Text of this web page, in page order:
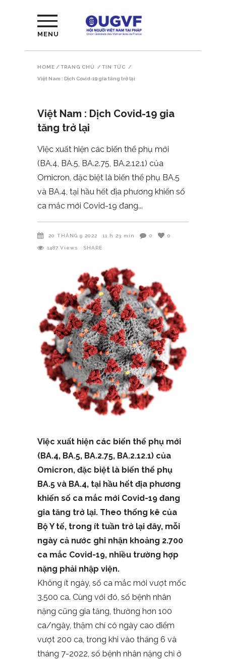
MENU
HOME / TRANG CHỦ / TIN TỨC /
Việt Nam : Dịch Covid-19 gia tăng trở lại
Việt Nam : Dịch Covid-19 gia
tăng trở lại
Việc xuất hiện các biến thể phụ mới
(BA.4, BA.5, BA.2.75, BA.2.12.1) của
Omicron, đặc biệt là biến thể phụ BA.5
và BA.4, tại hầu hết địa phương khiến số
ca mắc mới Covid-19 đang
20 THÁNG 9 2022 11 h 23 min 0 0
1487 Views SHARE
Việc xuất hiện các biến thể phụ mới
(BA.4, BA.5, BA.2.75, BA.2.12.1) của
Omicron, đặc biệt là biến thể phụ
BA.5 và BA.4, tại hầu hết địa phương
khiến số ca mắc mới Covid-19 đang
gia tăng trở lại. Theo thống kê của
Bộ Y tế, trong ít tuần trở lại đây, mỗi
ngày cả nước ghi nhận khoảng 2.700
ca mắc Covid-19, nhiều trường hợp
nặng phải nhập viện.
Không ít ngày, số ca mắc mới vượt mốc
3.500 ca. Cùng với đó, số bệnh nhân
nặng cũng gia tăng, thường hơn 100
ca/ngày, thậm chí có ngày cao điểm
vượt 200 ca, trong khi vào tháng 6 và
tháng 7-2022, số bệnh nhân nặng chỉ ở